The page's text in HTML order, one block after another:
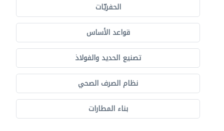
الحفريّات
قواعد الأساس
تصنيع الحديد والفولاذ
نظام الصرف الصحي
بناء المطارات